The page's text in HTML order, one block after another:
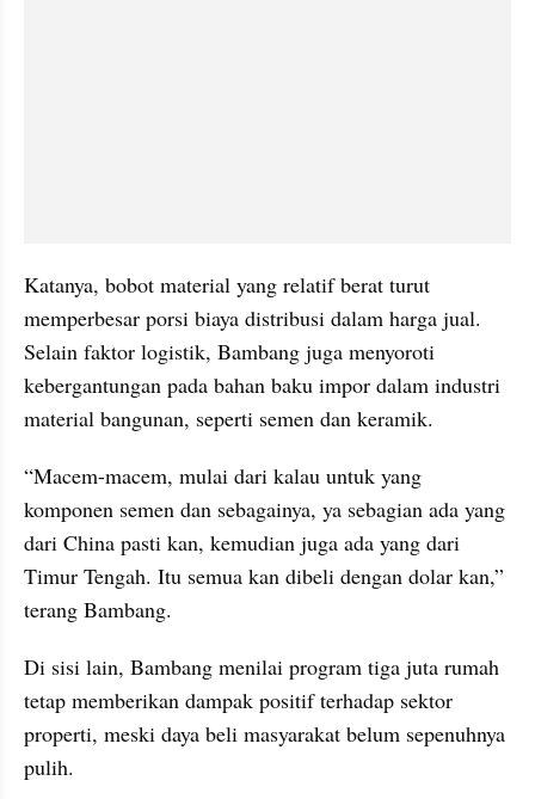
Katanya, bobot material yang relatif berat turut
memperbesar porsi biaya distribusi dalam harga jual.
Selain faktor logistik, Bambang juga menyoroti
kebergantungan pada bahan baku impor dalam industri
material bangunan, seperti semen dan keramik.
“Macem-macem, mulai dari kalau untuk yang
komponen semen dan sebagainya, ya sebagian ada yang
dari China pasti kan, kemudian juga ada yang dari
Timur Tengah. Itu semua kan dibeli dengan dolar kan,”
terang Bambang.
Di sisi lain, Bambang menilai program tiga juta rumah
tetap memberikan dampak positif terhadap sektor
properti, meski daya beli masyarakat belum sepenuhnya
pulih.